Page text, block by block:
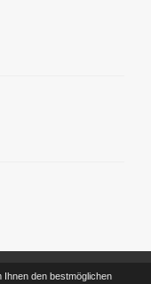
den bestmöglichen